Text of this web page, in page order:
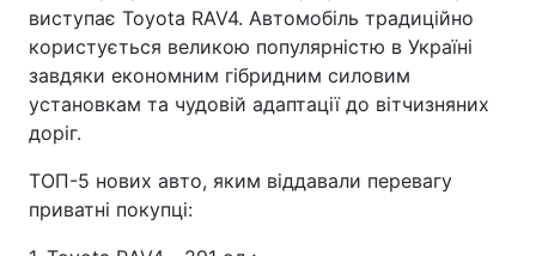
виступає Toyota RAV4. Автомобіль традиційно
користується великою популярністю в Україні
завдяки економним гібридним силовим
установкам та чудовій адаптації до вітчизняних
доріг.
ТОП-5 нових авто, яким віддавали перевагу
приватні покупці: